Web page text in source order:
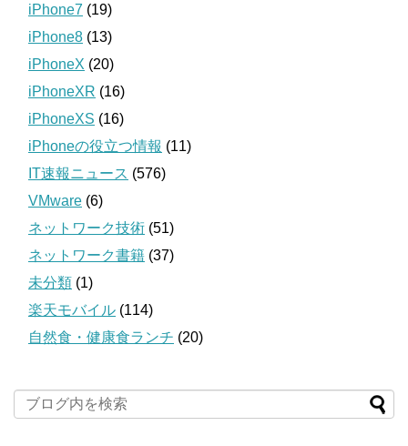
iPhone7 (19)
iPhone8 (13)
iPhoneX (20)
iPhoneXR (16)
iPhoneXS (16)
iPhoneの役立つ情報 (11)
IT速報ニュース (576)
VMware (6)
ネットワーク技術 (51)
ネットワーク書籍 (37)
未分類 (1)
楽天モバイル (114)
自然食・健康食ランチ (20)